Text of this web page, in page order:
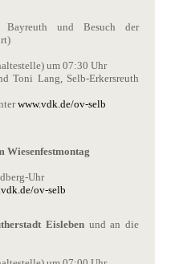
und Besuch der
um 07:30 Uhr
Toni Lang, Selb-Erkersreuth
www.vdk.de/ov-selb
Wiesenfestmontag
Uhr
ov-selb
Eislebenund an die